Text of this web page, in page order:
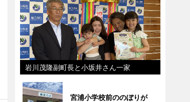
岩川茂隆副町長と小坂井さん一家
宮浦小学校前ののぼりが